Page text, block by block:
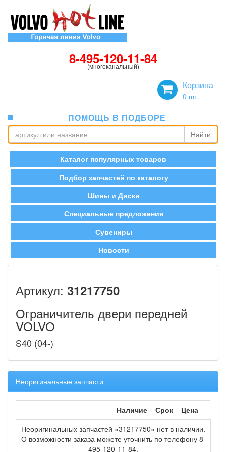
8-495-120-11-84
(многоканальный)
Корзина
0 шт.
ПОМОЩЬ В ПОДБОРЕ
Найти
Каталог популярных товаров
Подбор запчастей по каталогу
Шины и Диски
Специальные предложения
Сувениры
Новости
Артикул: 31217750
Ограничитель двери передней
VOLVO
S40 (04-)
Неоригинальные запчасти
Наличие Срок
Цена
Неоригинальных запчастей «31217750» нет в наличии.
О возможности заказа можете уточнить по телефону 8-
495-120-11-84.